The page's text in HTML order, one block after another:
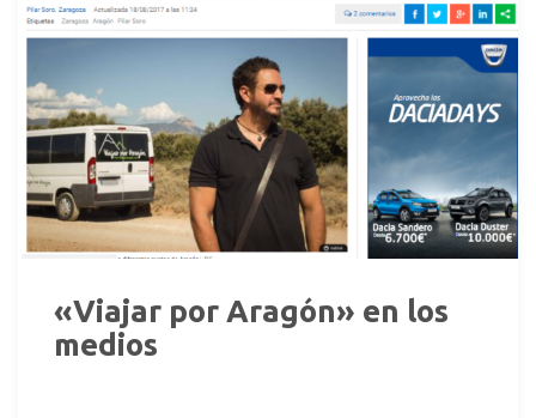
«Viajar por Aragón» en los
medios